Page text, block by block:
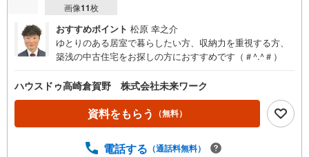
画像11枚
おすすめポイント 松原 幸之介
ゆとりのある居室で暮らしたい方、収納力を重視する方、
築浅の中古住宅をお探しの方におすすめです（＃^.^＃）
ハウスドゥ高崎倉賀野 株式会社未来ワーク
資料をもらう （無料）
電話する （通話料無料）